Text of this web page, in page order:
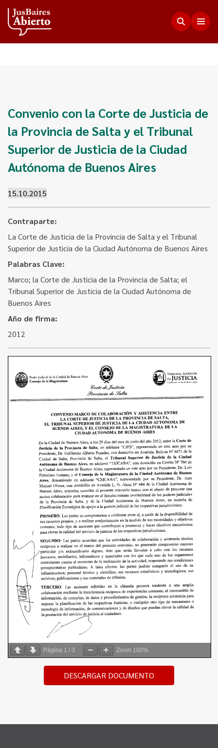
Plenario de Consejeros
Estadísticas
escala salarial.
Memorias
Convenios
Acceso a la información Pública
Pedido de Acceso a la Información online
Tenés Derechos
Plan de Gobierno Abierto en la Justicia
Repositorio de Datos Abiertos
Innovación en la Justicia
Visualización de Datos
Redes Internacionales
Encuentros anteriores
Participación Ciudadana
Programa Acceso Comunitario a Justicia
Programa Educación en Derechos Humanos
Cuento con Derechos
Transparencia
Novedades
Preguntas Frecuentes
Contacto
Convenio con la Corte de Justicia de
la Provincia de Salta y el Tribunal
Superior de Justicia de la Ciudad
Autónoma de Buenos Aires
15.10.2015
Contraparte:
La Corte de Justicia de la Provincia de Salta y el Tribunal
Superior de Justicia de la Ciudad Autónoma de Buenos Aires
Palabras Clave:
Marco; la Corte de Justicia de la Provincia de Salta; el
Tribunal Superior de Justicia de la Ciudad Autónoma de
Buenos Aires
Año de firma:
2012
Página 1 / 3 Zoom 100%
DESCARGAR DOCUMENTO